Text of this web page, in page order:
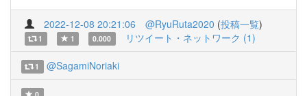
2022-12-08 20:21:06 @RyuRuta2020 (投稿一覧)
1 1 0.000 リツイート・ネットワーク (1)
1 @SagamiNoriaki